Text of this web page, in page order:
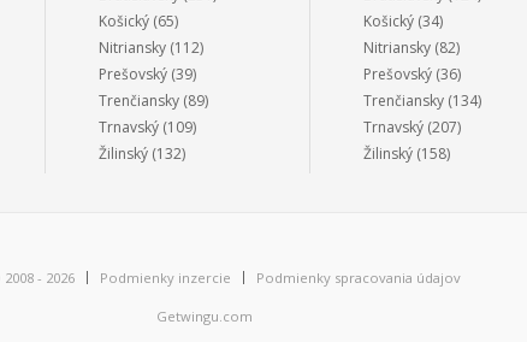
Košický (65)
Nitriansky (112)
Prešovský (39)
Trenčiansky (89)
Trnavský (109)
Žilinský (132)
Košický(34)
Nitriansky(82)
Prešovský(36)
Trenčiansky(134)
Trnavský(207)
Žilinský(158)
- 2026 Podmienky inzercie Podmienky spracovania údajov
Getwingu.com